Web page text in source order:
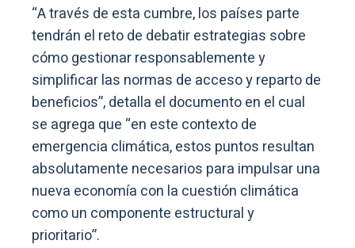
“A través de esta cumbre, los países parte
tendrán el reto de debatir estrategias sobre
cómo gestionar responsablemente y
simplificar las normas de acceso y reparto de
beneficios”, detalla el documento en el cual
se agrega que “en este contexto de
emergencia climática, estos puntos resultan
absolutamente necesarios para impulsar una
nueva economía con la cuestión climática
como un componente estructural y
prioritario”.